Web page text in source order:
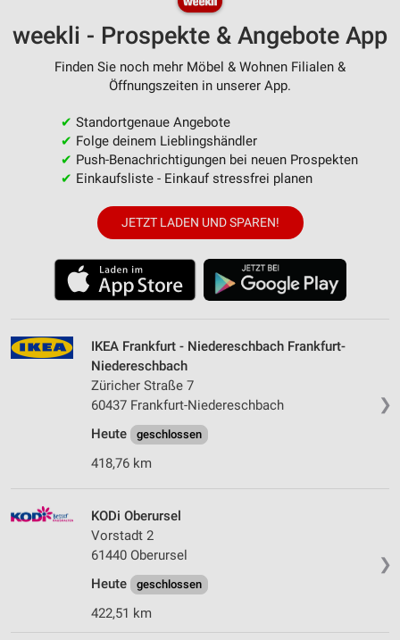
weekli - Prospekte & Angebote App
Finden Sie noch mehr Möbel & Wohnen Filialen &
Öffnungszeiten in unserer App.
✔ Standortgenaue Angebote
✔ Folge deinem Lieblingshändler
✔ Push-Benachrichtigungen bei neuen Prospekten
✔ Einkaufsliste - Einkauf stressfrei planen
JETZT LADEN UND SPAREN!
❯
IKEA Frankfurt - Niedereschbach Frankfurt-
Niedereschbach
Züricher Straße 7
60437 Frankfurt-Niedereschbach
Heute
geschlossen
418,76 km
❯
KODi Oberursel
Vorstadt 2
61440 Oberursel
Heute
geschlossen
422,51 km